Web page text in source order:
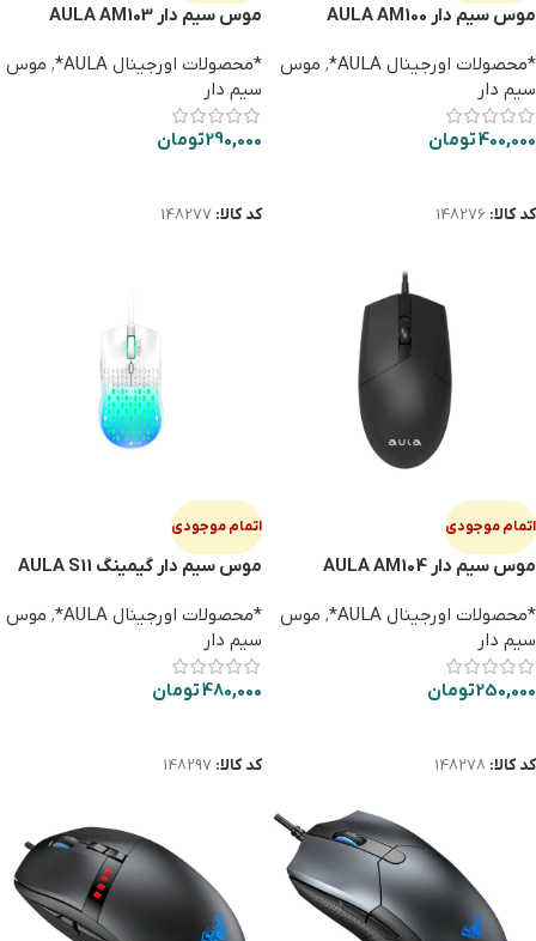
موس سيم دار AULA AM100
*محصولات اورجینال AULA* , موس
سیم دار
400,000تومان
کد کالا: 148276
موس سيم دار AULA AM103
*محصولات اورجینال AULA* , موس
سیم دار
290,000تومان
کد کالا: 148277
اتمام موجودی
موس سيم دار AULA AM104
*محصولات اورجینال AULA* , موس
سیم دار
250,000تومان
کد کالا: 148278
اتمام موجودی
موس سیم دار گیمینگ AULA S11
*محصولات اورجینال AULA*
, موس
سیم دار
480,000تومان
کد کالا: 148297